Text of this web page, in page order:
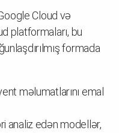
Cloud və
platformaları, bu
formada
məlumatlarını emal
analiz edən modellər,